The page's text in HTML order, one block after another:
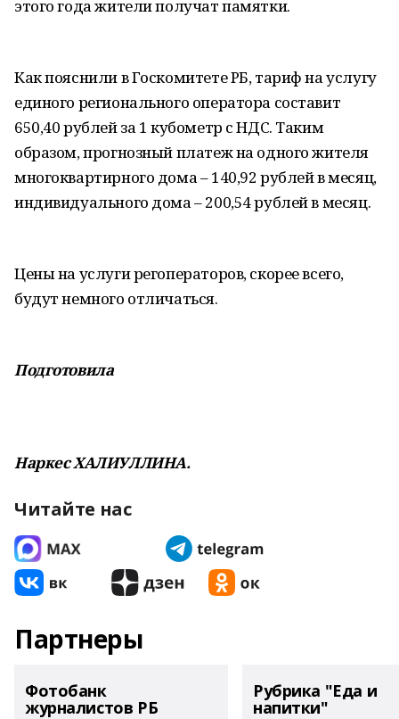
этого года жители получат памятки.
Как пояснили в Госкомитете РБ, тариф на услугу
единого регионального оператора составит
650,40 рублей за 1 кубометр с НДС. Таким
образом, прогнозный платеж на одного жителя
многоквартирного дома – 140,92 рублей в месяц,
индивидуального дома – 200,54 рублей в месяц.
Цены на услуги регоператоров, скорее всего,
будут немного отличаться.
Подготовила
Наркес ХАЛИУЛЛИНА.
Читайте нас
Партнеры
Фотобанк
журналистов РБ
Рубрика "Еда и
напитки"